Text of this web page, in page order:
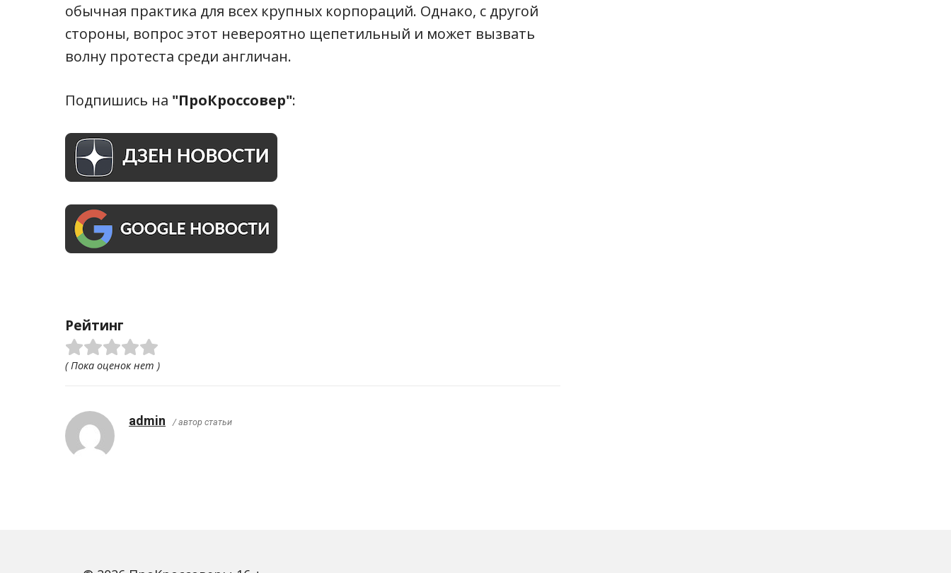
обычная практика для всех крупных корпораций. Однако, с другой
стороны, вопрос этот невероятно щепетильный и может вызвать
волну протеста среди англичан.
Подпишись на "ПроКроссовер":
Рейтинг
( Пока оценок нет )
admin / автор статьи